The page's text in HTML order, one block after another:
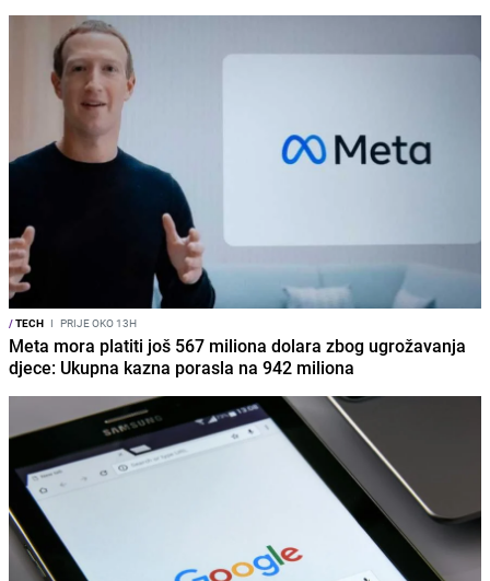
/TECH I PRIJE OKO 13H
Meta mora platiti još 567 miliona dolara zbog ugrožavanja
djece: Ukupna kazna porasla na 942 miliona